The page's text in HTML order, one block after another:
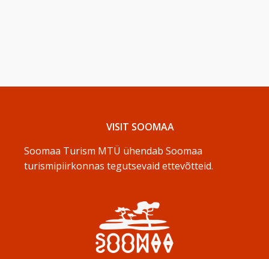
VISIT SOOMAA
Soomaa Turism MTÜ ühendab Soomaa
turismipiirkonnas tegutsevaid ettevõtteid.